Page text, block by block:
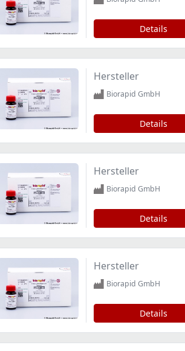
Details
Hersteller
Biorapid GmbH
Details
Hersteller
Biorapid GmbH
Details
Hersteller
Biorapid GmbH
Details